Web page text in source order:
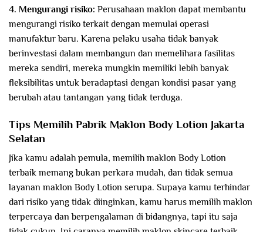
4. Mengurangi risiko: Perusahaan maklon dapat membantu
mengurangi risiko terkait dengan memulai operasi
manufaktur baru. Karena pelaku usaha tidak banyak
berinvestasi dalam membangun dan memelihara fasilitas
mereka sendiri, mereka mungkin memiliki lebih banyak
fleksibilitas untuk beradaptasi dengan kondisi pasar yang
berubah atau tantangan yang tidak terduga.
Tips Memilih Pabrik Maklon Body Lotion Jakarta
Selatan
Jika kamu adalah pemula, memilih maklon Body Lotion
terbaik memang bukan perkara mudah, dan tidak semua
layanan maklon Body Lotion serupa. Supaya kamu terhindar
dari risiko yang tidak diinginkan, kamu harus memilih maklon
terpercaya dan berpengalaman di bidangnya, tapi itu saja